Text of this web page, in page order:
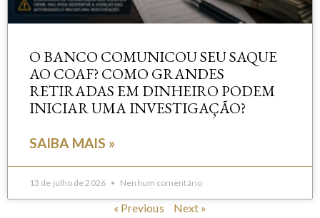
O BANCO COMUNICOU SEU SAQUE
AO COAF? COMO GRANDES
RETIRADAS EM DINHEIRO PODEM
INICIAR UMA INVESTIGAÇÃO?
SAIBA MAIS »
13 de julho de 2026 Nenhum comentário
« Previous Next »